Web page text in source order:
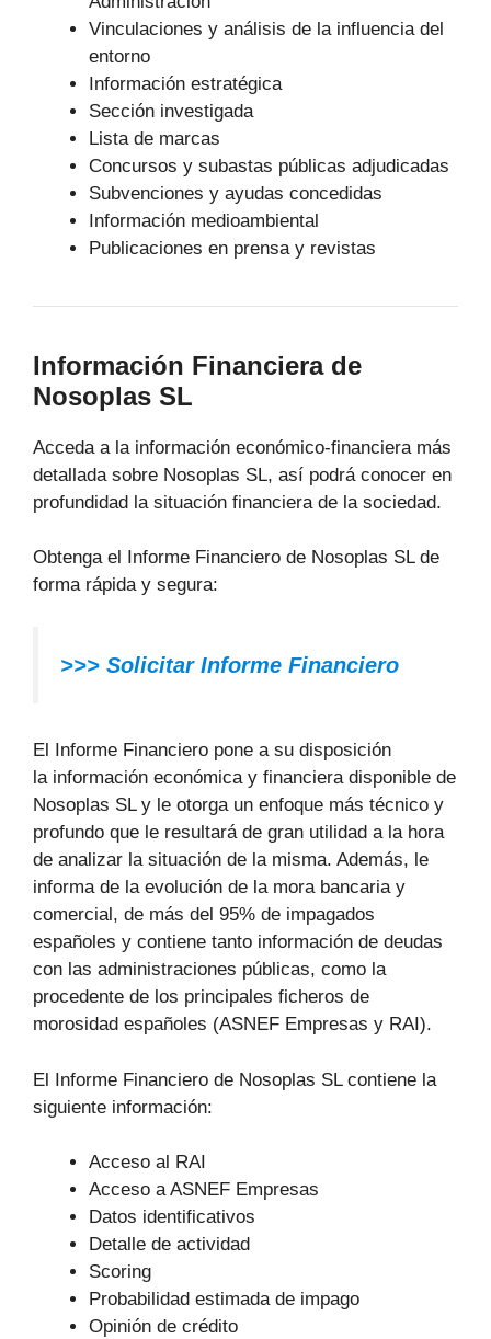
Vinculaciones y análisis de la influencia del
entorno
Información estratégica
Sección investigada
Lista de marcas
Concursos y subastas públicas adjudicadas
Subvenciones y ayudas concedidas
Información medioambiental
Publicaciones en prensa y revistas
Información Financiera de
Nosoplas SL
Acceda a la información económico-financiera más
detallada sobre Nosoplas SL, así podrá conocer en
profundidad la situación financiera de la sociedad.
Obtenga el Informe Financiero de Nosoplas SL de
forma rápida y segura:
>>> Solicitar Informe Financiero
El Informe Financiero pone a su disposición
la información económica y financiera disponible de
Nosoplas SL y le otorga un enfoque más técnico y
profundo que le resultará de gran utilidad a la hora
de analizar la situación de la misma. Además, le
informa de la evolución de la mora bancaria y
comercial, de más del 95% de impagados
españoles y contiene tanto información de deudas
con las administraciones públicas, como la
procedente de los principales ficheros de
morosidad españoles (ASNEF Empresas y RAI).
El Informe Financiero de Nosoplas SL contiene la
siguiente información:
Acceso al RAI
Acceso a ASNEF Empresas
Datos identificativos
Detalle de actividad
Scoring
Probabilidad estimada de impago
Opinión de crédito